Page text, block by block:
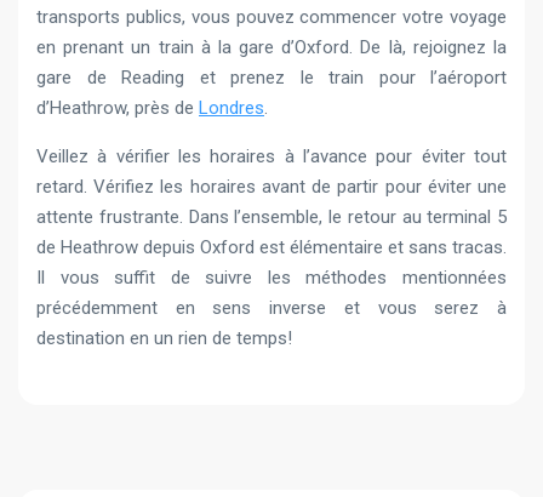
transports publics, vous pouvez commencer votre voyage
en prenant un train à la gare d’Oxford. De là, rejoignez la
gare de Reading et prenez le train pour l’aéroport
d’Heathrow, près de Londres.
Veillez à vérifier les horaires à l’avance pour éviter tout
retard. Vérifiez les horaires avant de partir pour éviter une
attente frustrante. Dans l’ensemble, le retour au terminal 5
de Heathrow depuis Oxford est élémentaire et sans tracas.
Il vous suffit de suivre les méthodes mentionnées
précédemment en sens inverse et vous serez à
destination en un rien de temps!